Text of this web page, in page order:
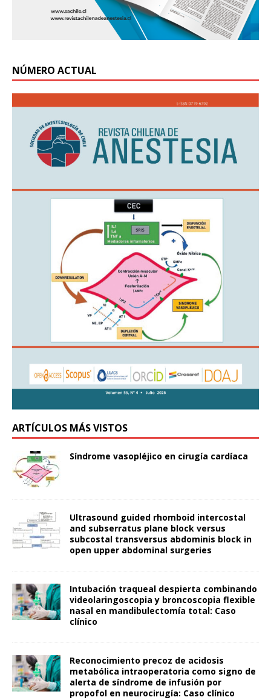
NÚMERO ACTUAL
ARTÍCULOS MÁS VISTOS
Síndrome vasopléjico en cirugía cardíaca
Ultrasound guided rhomboid intercostal
and subserratus plane block versus
subcostal transversus abdominis block in
open upper abdominal surgeries
Intubación traqueal despierta combinando
videolaringoscopia y broncoscopia flexible
nasal en mandibulectomía total: Caso
clínico
Reconocimiento precoz de acidosis
metabólica intraoperatoria como signo de
alerta de síndrome de infusión por
propofol en neurocirugía: Caso clínico